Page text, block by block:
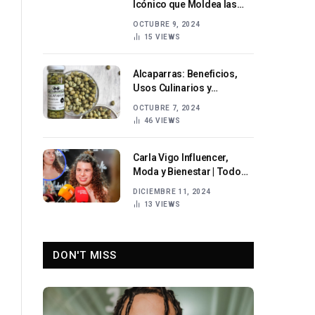
Icónico que Moldea las
OCTUBRE 9, 2024
15 VIEWS
Alcaparras: Beneficios,
Usos Culinarios y
OCTUBRE 7, 2024
46 VIEWS
Carla Vigo Influencer,
Moda y Bienestar | Todo
DICIEMBRE 11, 2024
13 VIEWS
DON'T MISS